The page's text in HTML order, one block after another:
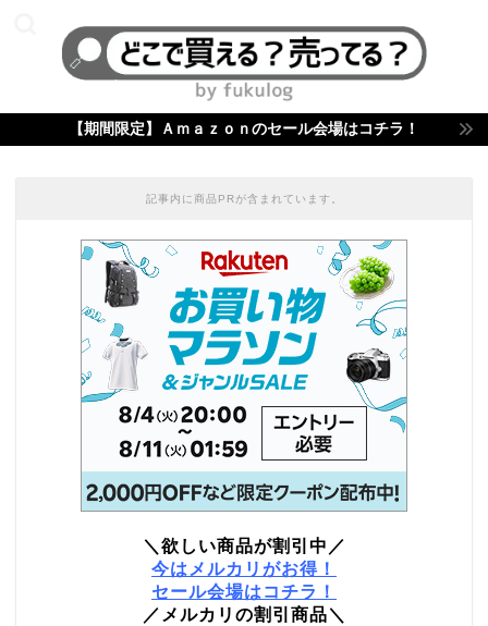
【期間限定】Ａｍａｚｏｎのセール会場はコチラ！
記事内に商品PRが含まれています。
＼欲しい商品が割引中／
今はメルカリがお得！
セール会場はコチラ！
／メルカリの割引商品＼